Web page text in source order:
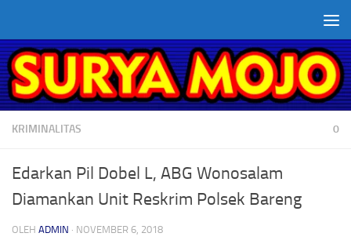
KRIMINALITAS 0
Edarkan Pil Dobel L, ABG Wonosalam
Diamankan Unit Reskrim Polsek Bareng
OLEH ADMIN · NOVEMBER 6, 2018